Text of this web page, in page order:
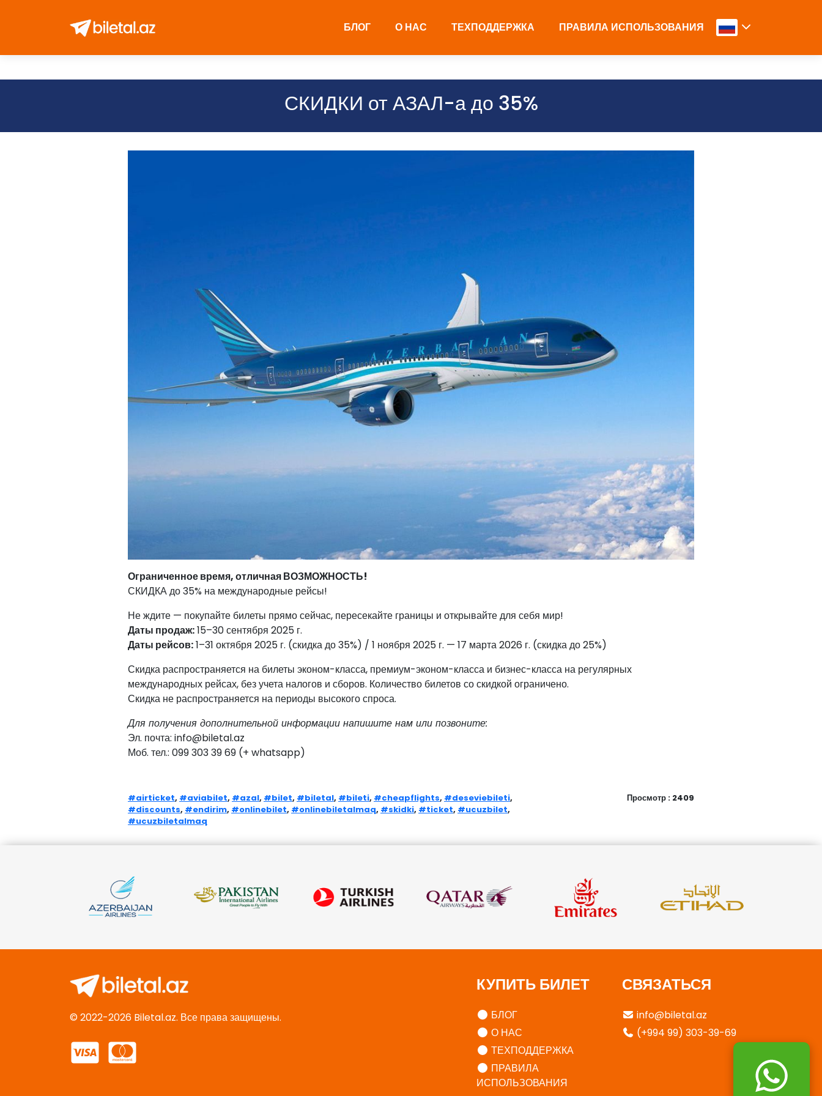
БЛОГ О НАС ТЕХПОДДЕРЖКА ПРАВИЛА ИСПОЛЬЗОВАНИЯ
СКИДКИ от АЗАЛ-а до 35%
Ограниченное время, отличная ВОЗМОЖНОСТЬ!
СКИДКА до 35% на международные рейсы!
Не ждите — покупайте билеты прямо сейчас, пересекайте границы и открывайте для себя мир!
Даты продаж:15–30 сентября 2025 г.
Даты рейсов:1–31 октября 2025 г. (скидка до 35%) / 1 ноября 2025 г. — 17 марта 2026 г. (скидка до 25%)
Скидка распространяется на билеты эконом-класса, премиум-эконом-класса и бизнес-класса на регулярных
международных рейсах, без учета налогов и сборов. Количество билетов со скидкой ограничено.
Скидка не распространяется на периоды высокого спроса.
Для получения дополнительной информации напишите нам или позвоните:
Эл. почта: info@biletal.az
Моб. тел.: 099 303 39 69 (+ whatsapp)
#airticket, #aviabilet, #azal, #bilet, #biletal, #bileti, #cheapflights, #deseviebileti,
#discounts, #endirim, #onlinebilet, #onlinebiletalmaq, #skidki, #ticket, #ucuzbilet,
#ucuzbiletalmaq
Просмотр : 2409
© 2022-2026 Biletal.az. Все права защищены.
КУПИТЬ БИЛЕТ
БЛОГ
О НАС
ТЕХПОДДЕРЖКА
ПРАВИЛА
ИСПОЛЬЗОВАНИЯ
СВЯЗАТЬСЯ
info@biletal.az
(+994 99) 303-39-69